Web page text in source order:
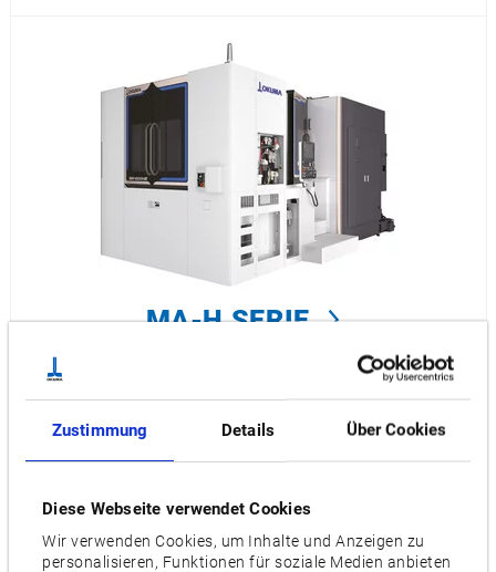
Zustimmung Details Über Cookies
Diese Webseite verwendet Cookies
Wir verwenden Cookies, um Inhalte und Anzeigen zu
personalisieren, Funktionen für soziale Medien anbieten
MA-H SERIE